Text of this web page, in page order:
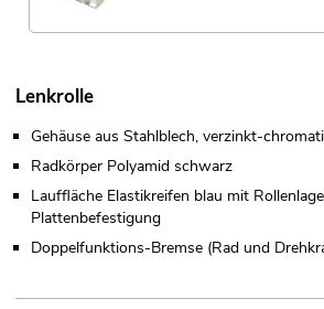
Lenkrolle
Gehäuse aus Stahlblech, verzinkt-
Radkörper Polyamid schwarz
Lauffläche Elastikreifen blau mit
Plattenbefestigung
Doppelfunktions-Bremse (Rad und